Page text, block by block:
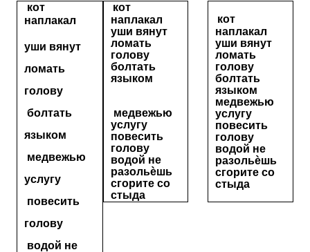
кот
наплакал
уши вянут
ломать
голову
болтать
языком
медвежью
услугу
повесить
голову
водой не
кот
наплакал
уши вянут
ломать
голову
болтать
языком
медвежью
услугу
повесить
голову
водой не
разольѐшь
сгорите со
стыда
кот
наплакал
уши вянут
ломать
голову
болтать
языком
медвежью
услугу
повесить
голову
водой не
разольѐшь
сгорите со
стыда